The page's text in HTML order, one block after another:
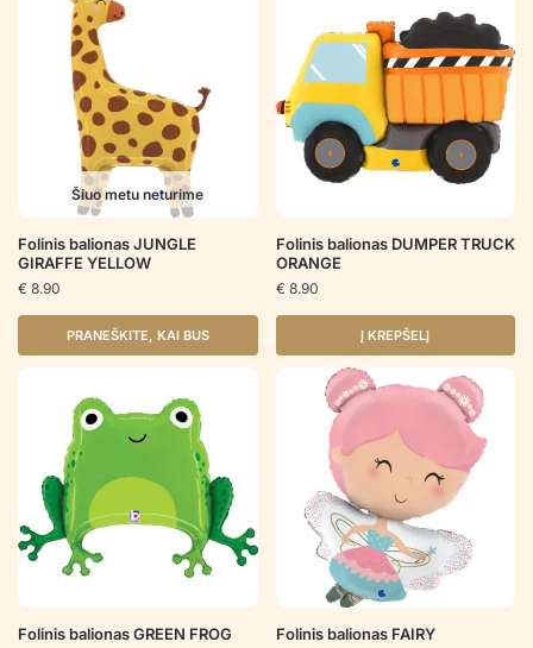
Šiuo metu neturime
Folinis balionas JUNGLE
GIRAFFE YELLOW
€ 8.90
PRANEŠKITE, KAI BUS
Folinis balionas DUMPER TRUCK
ORANGE
€ 8.90
Į KREPŠELĮ
Folinis balionas GREEN FROG Folinis balionas FAIRY